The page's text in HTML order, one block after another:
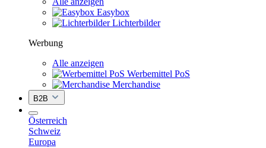
Easybox
Lichterbilder
Werbung
Alle anzeigen
Werbemittel PoS
Merchandise
B2B
Österreich
Schweiz
Europa